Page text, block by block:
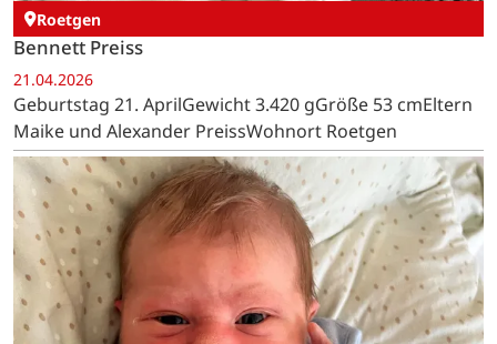
Roetgen
Bennett Preiss
21.04.2026
Geburtstag 21. AprilGewicht 3.420 gGröße 53 cmEltern
Maike und Alexander PreissWohnort Roetgen